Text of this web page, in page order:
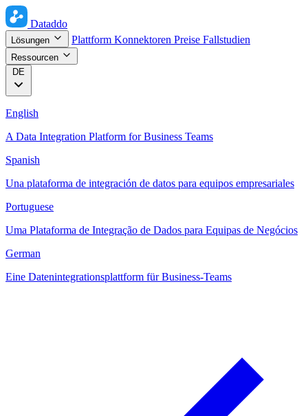
Dataddo
Lösungen Plattform Konnektoren Preise Fallstudien
Ressourcen
DE
English
A Data Integration Platform for Business Teams
Spanish
Una plataforma de integración de datos para equipos empresariales
Portuguese
Uma Plataforma de Integração de Dados para Equipas de Negócios
German
Eine Datenintegrationsplattform für Business-Teams